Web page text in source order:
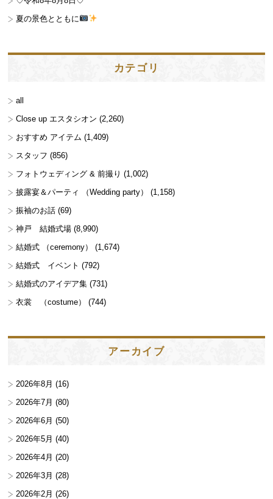
夏の景色とともに
カテゴリ
all
Close up エスタシオン (2,260)
おすすめ アイテム (1,409)
スタッフ (856)
フォトウェディング & 前撮り (1,002)
披露宴＆パーティ （Wedding party）
(1,158)
振袖のお話 (69)
神戸 結婚式場 (8,990)
結婚式 （ceremony）
(1,674)
結婚式 イベント (792)
結婚式のアイデア集 (731)
衣裳 （costume）
(744)
アーカイブ
2026年8月 (16)
2026年7月 (80)
2026年6月 (50)
2026年5月 (40)
2026年4月 (20)
2026年3月 (28)
2026年2月 (26)